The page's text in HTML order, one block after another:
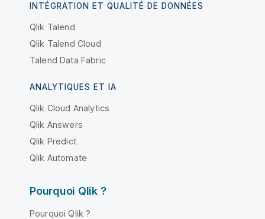
INTÉGRATION ET QUALITÉ DE DONNÉES
Qlik Talend
Qlik Talend Cloud
Talend Data Fabric
ANALYTIQUES ET IA
Qlik Cloud Analytics
Qlik Answers
Qlik Predict
Qlik Automate
Pourquoi Qlik ?
Pourquoi Qlik ?